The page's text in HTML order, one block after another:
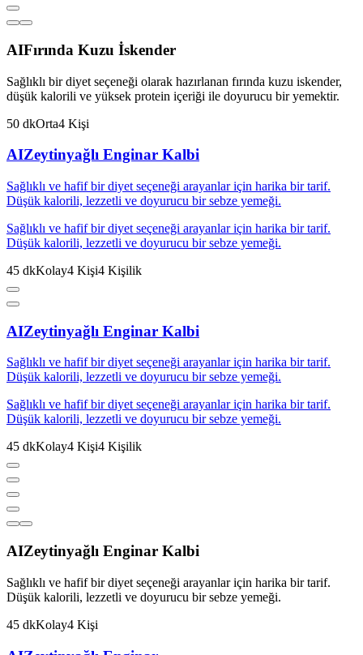
AIFırında Kuzu İskender
Sağlıklı bir diyet seçeneği olarak hazırlanan fırında kuzu iskender,
düşük kalorili ve yüksek protein içeriği ile doyurucu bir yemektir.
50 dkOrta4 Kişi
AIZeytinyağlı Enginar Kalbi
Sağlıklı ve hafif bir diyet seçeneği arayanlar için harika bir tarif.
Düşük kalorili, lezzetli ve doyurucu bir sebze yemeği.
Sağlıklı ve hafif bir diyet seçeneği arayanlar için harika bir tarif.
Düşük kalorili, lezzetli ve doyurucu bir sebze yemeği.
45 dkKolay4 Kişi4 Kişilik
AIZeytinyağlı Enginar Kalbi
Sağlıklı ve hafif bir diyet seçeneği arayanlar için harika bir tarif.
Düşük kalorili, lezzetli ve doyurucu bir sebze yemeği.
Sağlıklı ve hafif bir diyet seçeneği arayanlar için harika bir tarif.
Düşük kalorili, lezzetli ve doyurucu bir sebze yemeği.
45 dkKolay4 Kişi4 Kişilik
AIZeytinyağlı Enginar Kalbi
Sağlıklı ve hafif bir diyet seçeneği arayanlar için harika bir tarif.
Düşük kalorili, lezzetli ve doyurucu bir sebze yemeği.
45 dkKolay4 Kişi